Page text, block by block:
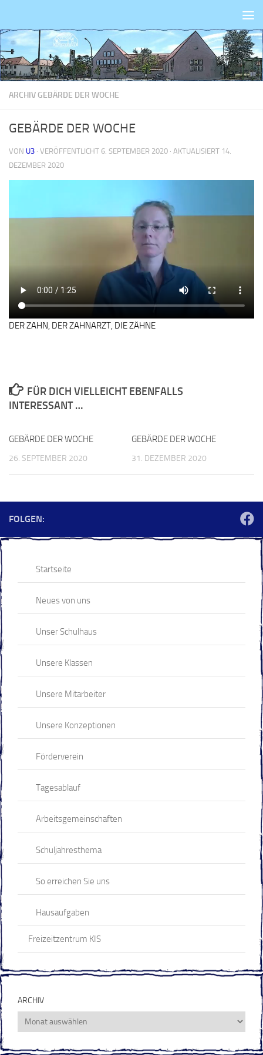
ARCHIV GEBÄRDE DER WOCHE
GEBÄRDE DER WOCHE
VON U3 · VERÖFFENTLICHT 6. SEPTEMBER 2020 · AKTUALISIERT 14.
DEZEMBER 2020
DER ZAHN, DER ZAHNARZT, DIE ZÄHNE
FÜR DICH VIELLEICHT EBENFALLS
INTERESSANT …
GEBÄRDE DER WOCHE
26. SEPTEMBER 2020
GEBÄRDE DER WOCHE
31. DEZEMBER 2020
FOLGEN:
Startseite
Neues von uns
Unser Schulhaus
Unsere Klassen
Unsere Mitarbeiter
Unsere Konzeptionen
Förderverein
Tagesablauf
Arbeitsgemeinschaften
Schuljahresthema
So erreichen Sie uns
Hausaufgaben
Freizeitzentrum KIS
ARCHIV
Archiv